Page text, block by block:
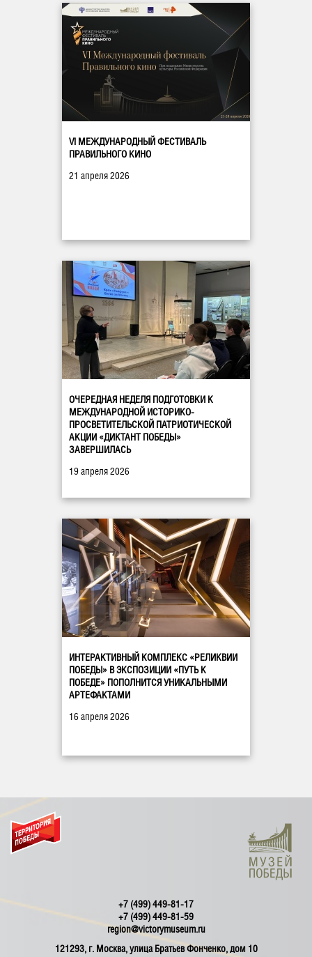
VI МЕЖДУНАРОДНЫЙ ФЕСТИВАЛЬ
ПРАВИЛЬНОГО КИНО
21 апреля 2026
ОЧЕРЕДНАЯ НЕДЕЛЯ ПОДГОТОВКИ К
МЕЖДУНАРОДНОЙ ИСТОРИКО-
ПРОСВЕТИТЕЛЬСКОЙ ПАТРИОТИЧЕСКОЙ
АКЦИИ «ДИКТАНТ ПОБЕДЫ»
ЗАВЕРШИЛАСЬ
19 апреля 2026
ИНТЕРАКТИВНЫЙ КОМПЛЕКС «РЕЛИКВИИ
ПОБЕДЫ» В ЭКСПОЗИЦИИ «ПУТЬ К
ПОБЕДЕ» ПОПОЛНИТСЯ УНИКАЛЬНЫМИ
АРТЕФАКТАМИ
16 апреля 2026
+7 (499) 449-81-17
+7 (499) 449-81-59
region@victorymuseum.ru
121293, г. Москва, улица Братьев Фонченко, дом 10